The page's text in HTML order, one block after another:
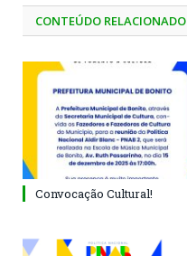
CONTEÚDO RELACIONADO
Convocação Cultural!